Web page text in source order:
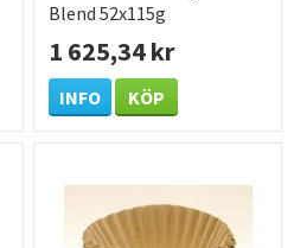
Blend 52x115g
1 625,34 kr
INFO KÖP